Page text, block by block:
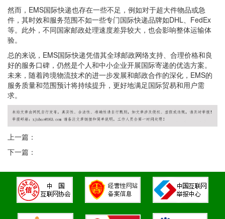
然而，EMS国际快递也存在一些不足，例如对于超大件物品或急
件，其时效和服务范围不如一些专门国际快递品牌如DHL、FedEx
等。此外，不同国家邮政处理速度差异较大，也会影响整体运输体
验。
总的来说，EMS国际快递凭借其全球邮政网络支持、合理价格和良
好的服务口碑，仍然是个人和中小企业开展国际寄递的优选方案。
未来，随着跨境物流技术的进一步发展和邮政合作的深化，EMS的
服务质量和范围预计将持续提升，更好地满足国际贸易和用户需
求。
上一篇：
下一篇：